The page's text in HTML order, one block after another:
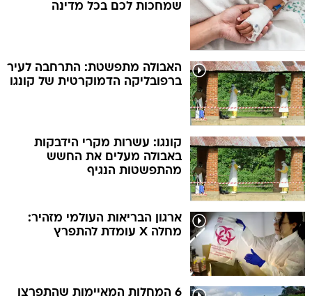
שמחכות לכם בכל מדינה
האבולה מתפשטת: התרחבה לעיר
ברפובליקה הדמוקרטית של קונגו
קונגו: עשרות מקרי הידבקות
באבולה מעלים את החשש
מהתפשטות הנגיף
ארגון הבריאות העולמי מזהיר:
מחלה X עומדת להתפרץ
6 המחלות המאיימות שהתפרצו